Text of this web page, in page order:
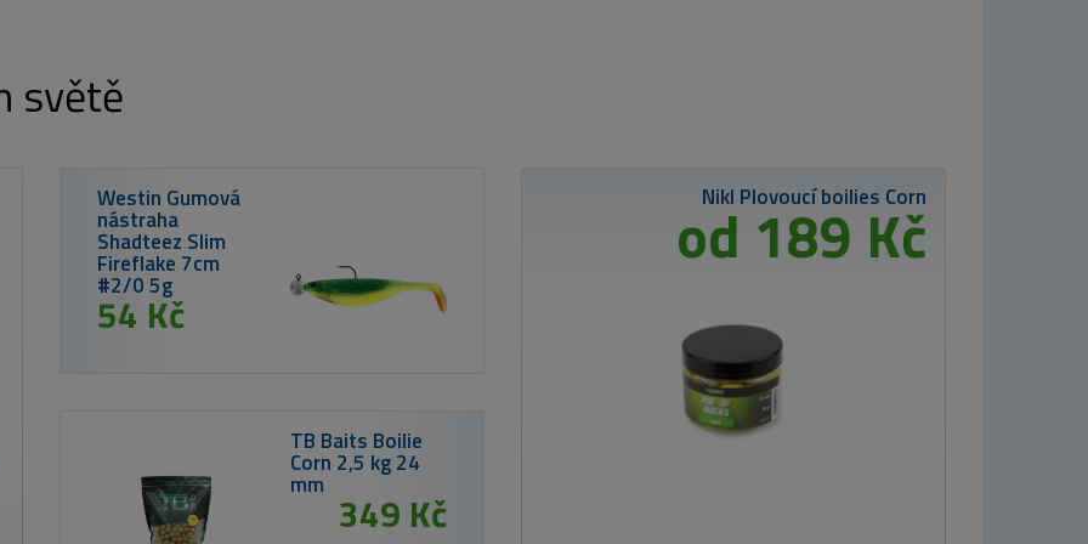
světě
Corn
Kč
1 349 Kč
Podložka Pod Rybu Fine Liner Mat
120×67×35 cm
Westin Wobler
ID-Crank 2.5 5cm
9g Bling Perch
216 Kč